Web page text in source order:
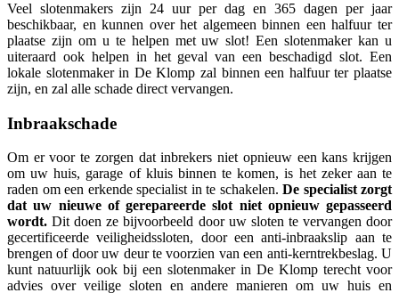
Veel slotenmakers zijn 24 uur per dag en 365 dagen per jaar
beschikbaar, en kunnen over het algemeen binnen een halfuur ter
plaatse zijn om u te helpen met uw slot! Een slotenmaker kan u
uiteraard ook helpen in het geval van een beschadigd slot. Een
lokale slotenmaker in De Klomp zal binnen een halfuur ter plaatse
zijn, en zal alle schade direct vervangen.
Inbraakschade
Om er voor te zorgen dat inbrekers niet opnieuw een kans krijgen
om uw huis, garage of kluis binnen te komen, is het zeker aan te
raden om een erkende specialist in te schakelen. De specialist zorgt
dat uw nieuwe of gerepareerde slot niet opnieuw gepasseerd
wordt. Dit doen ze bijvoorbeeld door uw sloten te vervangen door
gecertificeerde veiligheidssloten, door een anti-inbraakslip aan te
brengen of door uw deur te voorzien van een anti-kerntrekbeslag. U
kunt natuurlijk ook bij een slotenmaker in De Klomp terecht voor
advies over veilige sloten en andere manieren om uw huis en